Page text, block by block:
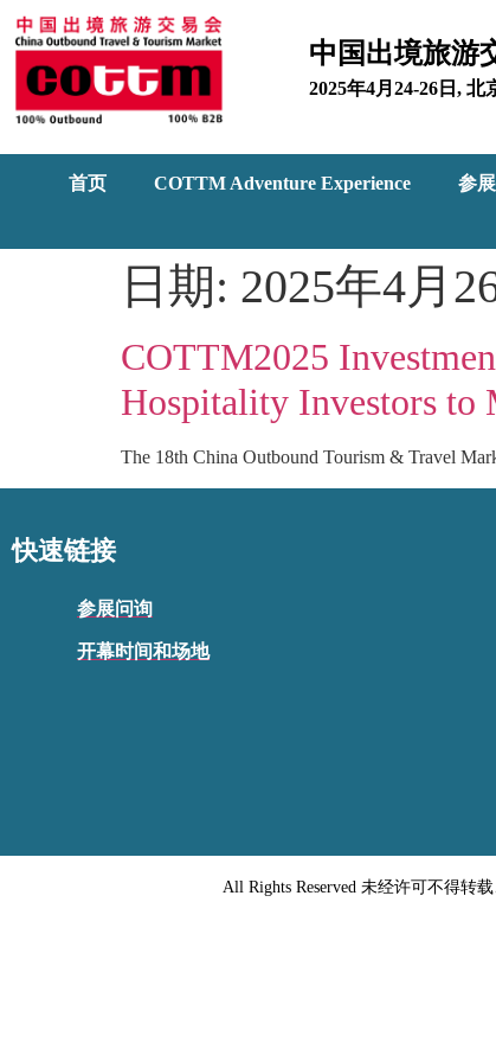
中国出境旅游
2025年4月24-26日, 北
首页 COTTM Adventure Experience 参
日期: 2025年4月
COTTM2025
Hospitality Investors to
The 18th China Outbound Tourism & Travel
快速链接
参展问询
开幕时间和场地
All Rights Reserved 未经许可不得转